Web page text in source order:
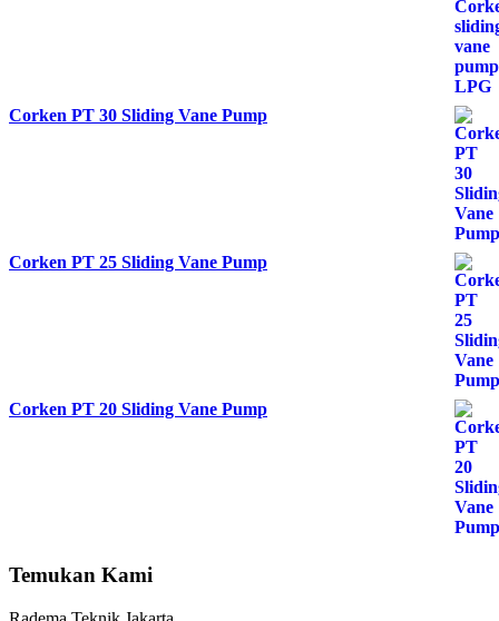
Corken PT 30 Sliding Vane Pump
Corken PT 25 Sliding Vane Pump
Corken PT 20 Sliding Vane Pump
Temukan Kami